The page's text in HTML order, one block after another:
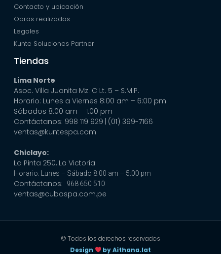
Contacto y ubicación
Obras realizadas
Legales
Kunte Soluciones Partner
Tiendas
Lima Norte:
Asoc. Villa Juanita Mz. C Lt. 5 – S.M.P.
Horario: Lunes a Viernes 8:00 am – 6:00 pm
Sábados 8:00 am – 1:00 pm
Contáctanos: 998 119 929 | (01) 399-7166
ventas@kuntespa.com
Chiclayo:
La Pinta 250, La Victoria
Horario: Lunes – Sábado 8:00 am – 5:00 pm
Contáctanos: 968 650 510
ventas@cubaspa.com.pe
© Todos los derechos reservados
Design
by Aithana.lat